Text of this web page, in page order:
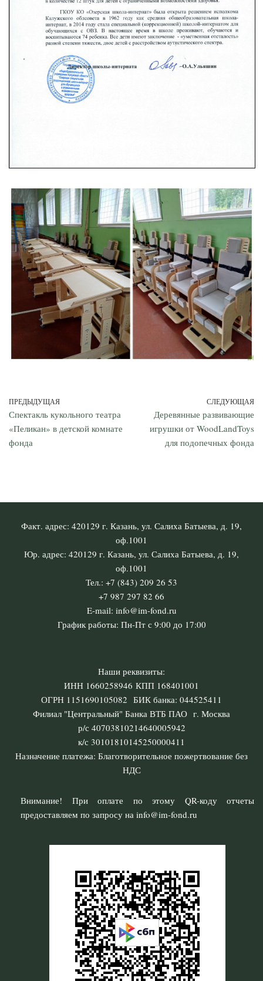
ПРЕДЫДУЩАЯ
Спектакль кукольного театра
«Пеликан» в детской комнате
фонда
СЛЕДУЮЩАЯ
Деревянные развивающие
игрушки от WoodLandToys
для подопечных фонда
Факт. адрес: 420129 г. Казань, ул. Салиха Батыева, д. 19,
оф.1001
Юр. адрес: 420129 г. Казань, ул. Салиха Батыева, д. 19,
оф.1001
Тел.: +7 (843) 209 26 53
+7 987 297 82 66
E-mail: info@im-fond.ru
График работы: Пн-Пт с 9:00 до 17:00
Наши реквизиты:
ИНН 1660258946 КПП 168401001
ОГРН 1151690105082 БИК банка: 044525411
Филиал "Центральный" Банка ВТБ ПАО г. Москва
р/с 40703810214640005942
к/с 30101810145250000411
Назначение платежа: Благотворительное пожертвование без
НДС
Внимание! При оплате по этому QR-коду отчеты
предоставляем по запросу на info@im-fond.ru